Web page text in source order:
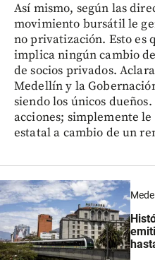
Así mismo, según las
movimiento bursátil le
no privatización. Esto es
implica ningún cambio
de socios privados.
Medellín y la
siendo los únicos
acciones; simplemente
estatal a cambio de un